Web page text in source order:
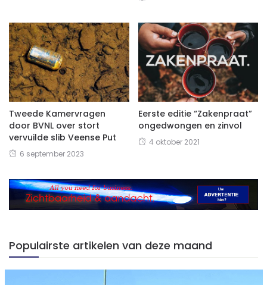
Tweede Kamervragen
door BVNL over stort
vervuilde slib Veense Put
6 september 2023
Eerste editie “Zakenpraat”
ongedwongen en zinvol
4 oktober 2021
Populairste artikelen van deze maand